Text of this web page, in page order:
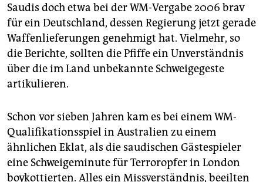
Saudis doch etwa bei der WM-Vergabe 2006 brav
für ein Deutschland, dessen Regierung jetzt gerade
Waffenlieferungen genehmigt hat. Vielmehr, so
die Berichte, sollten die Pfiffe ein Unverständnis
über die im Land unbekannte Schweigegeste
artikulieren.
Schon vor sieben Jahren kam es bei einem WM-
Qualifikationsspiel in Australien zu einem
ähnlichen Eklat, als die saudischen Gästespieler
eine Schweigeminute für Terroropfer in London
boykottierten. Alles ein Missverständnis, beeilten